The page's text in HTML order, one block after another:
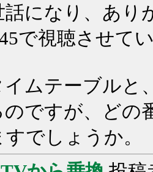
話になり、あり
45で視聴させて
ムテーブルと
のですが、どの
でしょうか。